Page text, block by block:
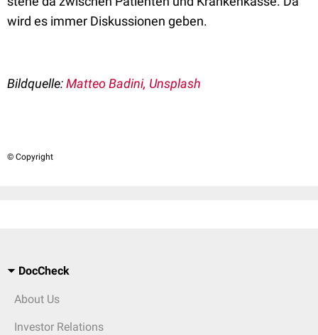
wird es immer Diskussionen geben.
Bildquelle:Matteo Badini, Unsplash
© Copyright
DocCheck
About Us
Investor Relations